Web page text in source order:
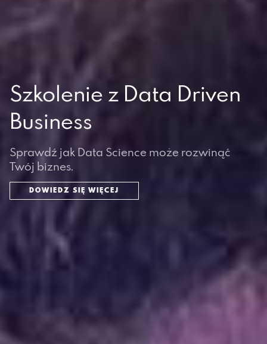
Szkolenie z Data Driven
Business
Sprawdź jak Data Science może rozwinąć
Twój biznes.
DOWIEDZ SIĘ WIĘCEJ